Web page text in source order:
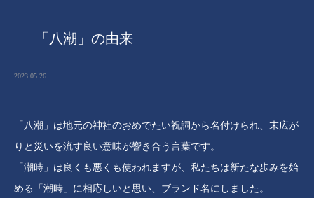
「八潮」の由来
2023.05.26
「八潮」は地元の神社のおめでたい祝詞から名付けられ、末広が
りと災いを流す良い意味が響き合う言葉です。
「潮時」は良くも悪くも使われますが、私たちは新たな歩みを始
める「潮時」に相応しいと思い、ブランド名にしました。